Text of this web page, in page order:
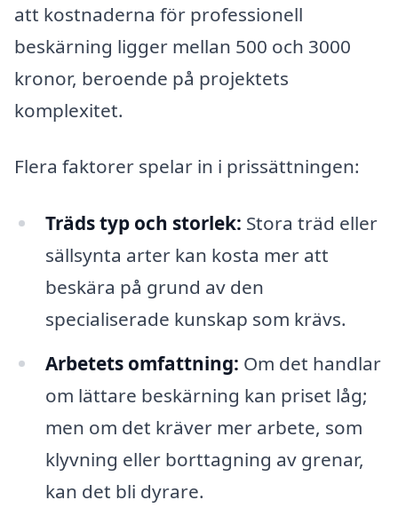
att kostnaderna för professionell
beskärning ligger mellan 500 och 3000
kronor, beroende på projektets
komplexitet.
Flera faktorer spelar in i prissättningen:
Träds typ och storlek: Stora träd eller
sällsynta arter kan kosta mer att
beskära på grund av den
specialiserade kunskap som krävs.
Arbetets omfattning: Om det handlar
om lättare beskärning kan priset låg;
men om det kräver mer arbete, som
klyvning eller borttagning av grenar,
kan det bli dyrare.